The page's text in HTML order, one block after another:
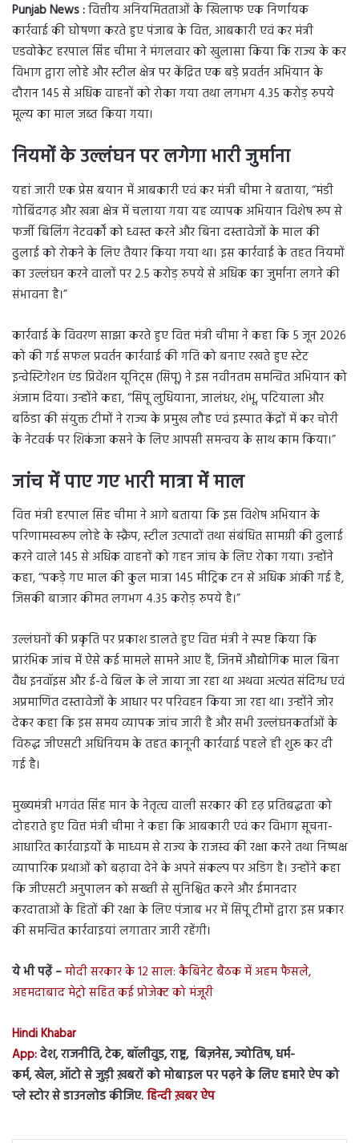
Punjab News :वित्तीय अनियमितताओं के खिलाफ एक निर्णायक
कार्रवाई की घोषणा करते हुए पंजाब के वित्त, आबकारी एवं कर मंत्री
एडवोकेट हरपाल सिंह चीमा ने मंगलवार को खुलासा किया कि राज्य के कर
विभाग द्वारा लोहे और स्टील क्षेत्र पर केंद्रित एक बड़े प्रवर्तन अभियान के
दौरान 145 से अधिक वाहनों को रोका गया तथा लगभग 4.35 करोड़ रुपये
मूल्य का माल जब्त किया गया।
नियमों के उल्लंघन पर लगेगा भारी जुर्माना
यहां जारी एक प्रेस बयान में आबकारी एवं कर मंत्री चीमा ने बताया, “मंडी
गोबिंदगढ़ और खन्ना क्षेत्र में चलाया गया यह व्यापक अभियान विशेष रूप से
फर्जी बिलिंग नेटवर्कों को ध्वस्त करने और बिना दस्तावेजों के माल की
ढुलाई को रोकने के लिए तैयार किया गया था। इस कार्रवाई के तहत नियमों
का उल्लंघन करने वालों पर 2.5 करोड़ रुपये से अधिक का जुर्माना लगने की
संभावना है।”
कार्रवाई के विवरण साझा करते हुए वित्त मंत्री चीमा ने कहा कि 5 जून 2026
को की गई सफल प्रवर्तन कार्रवाई की गति को बनाए रखते हुए स्टेट
इन्वेस्टिगेशन एंड प्रिवेंशन यूनिट्स (सिपू) ने इस नवीनतम समन्वित अभियान को
अंजाम दिया। उन्होंने कहा, “सिपू लुधियाना, जालंधर, शंभू, पटियाला और
बठिंडा की संयुक्त टीमों ने राज्य के प्रमुख लौह एवं इस्पात केंद्रों में कर चोरी
के नेटवर्क पर शिकंजा कसने के लिए आपसी समन्वय के साथ काम किया।”
जांच में पाए गए भारी मात्रा में माल
वित्त मंत्री हरपाल सिंह चीमा ने आगे बताया कि इस विशेष अभियान के
परिणामस्वरूप लोहे के स्क्रैप, स्टील उत्पादों तथा संबंधित सामग्री की ढुलाई
करने वाले 145 से अधिक वाहनों को गहन जांच के लिए रोका गया। उन्होंने
कहा, “पकड़े गए माल की कुल मात्रा 145 मीट्रिक टन से अधिक आंकी गई है,
जिसकी बाजार कीमत लगभग 4.35 करोड़ रुपये है।”
उल्लंघनों की प्रकृति पर प्रकाश डालते हुए वित्त मंत्री ने स्पष्ट किया कि
प्रारंभिक जांच में ऐसे कई मामले सामने आए हैं, जिनमें औद्योगिक माल बिना
वैध इनवॉइस और ई-वे बिल के ले जाया जा रहा था अथवा अत्यंत संदिग्ध एवं
अप्रमाणित दस्तावेजों के आधार पर परिवहन किया जा रहा था। उन्होंने जोर
देकर कहा कि इस समय व्यापक जांच जारी है और सभी उल्लंघनकर्ताओं के
विरुद्ध जीएसटी अधिनियम के तहत कानूनी कार्रवाई पहले ही शुरू कर दी
गई है।
मुख्यमंत्री भगवंत सिंह मान के नेतृत्व वाली सरकार की दृढ़ प्रतिबद्धता को
दोहराते हुए वित्त मंत्री चीमा ने कहा कि आबकारी एवं कर विभाग सूचना-
आधारित कार्रवाइयों के माध्यम से राज्य के राजस्व की रक्षा करने तथा निष्पक्ष
व्यापारिक प्रथाओं को बढ़ावा देने के अपने संकल्प पर अडिग है। उन्होंने कहा
कि जीएसटी अनुपालन को सख्ती से सुनिश्चित करने और ईमानदार
करदाताओं के हितों की रक्षा के लिए पंजाब भर में सिपू टीमों द्वारा इस प्रकार
की समन्वित कार्रवाइयां लगातार जारी रहेंगी।
ये भी पढ़ें –मोदी सरकार के 12 साल: कैबिनेट बैठक में अहम फैसले,
अहमदाबाद मेट्रो सहित कई प्रोजेक्ट को मंजूरी
Hindi Khabar
App:देश, राजनीति, टेक, बॉलीवुड, राष्ट्र, बिज़नेस, ज्योतिष, धर्म-
कर्म, खेल, ऑटो से जुड़ी ख़बरों को मोबाइल पर पढ़ने के लिए हमारे ऐप को
प्ले स्टोर से डाउनलोड कीजिए.हिन्दी ख़बर ऐप